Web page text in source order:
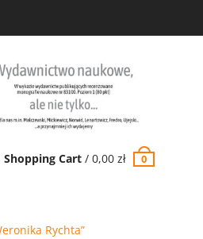
Shopping Cart /0,00zł 0
Rychta”